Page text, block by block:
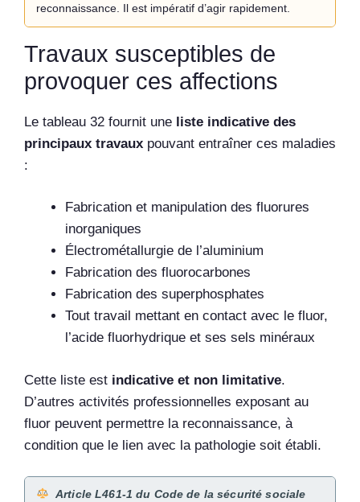
reconnaissance. Il est impératif d’agir rapidement.
Travaux susceptibles de
provoquer ces affections
Le tableau 32 fournit une liste indicative des
principaux travaux pouvant entraîner ces maladies
:
Fabrication et manipulation des fluorures
inorganiques
Électrométallurgie de l’aluminium
Fabrication des fluorocarbones
Fabrication des superphosphates
Tout travail mettant en contact avec le fluor,
l’acide fluorhydrique et ses sels minéraux
Cette liste est indicative et non limitative.
D’autres activités professionnelles exposant au
fluor peuvent permettre la reconnaissance, à
condition que le lien avec la pathologie soit établi.
Article L461-1 du Code de la sécurité sociale